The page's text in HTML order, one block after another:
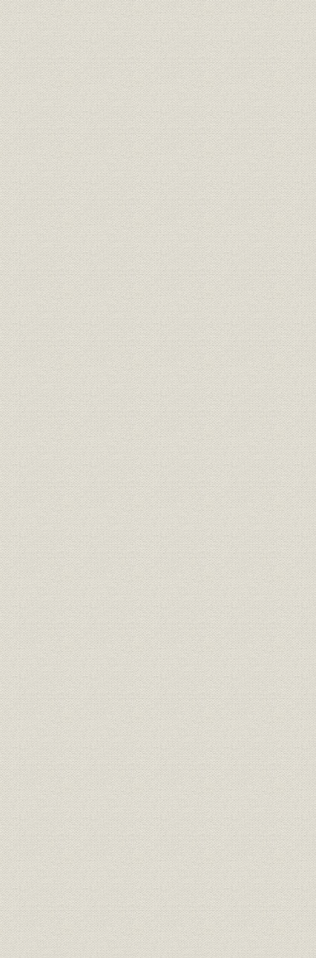
二、 熱烈なる工場長
三、 槙工場長心得の書簡
五、 稲藁パルプ製造の余徳
六、 共同洋紙会社の設立
「追録」輪転機用巻取紙の製造
第四篇 日露戦争前後時代(自明治三十五年至明治四十四年)後期(苫小牧工
揺)
総説
一、 苫小牧工場建設と新聞用紙自給の確立
二、 戦後における製紙界の生産増加
三、 近距離水力送電の実現
四、 市場の推移と洋紙貿易
第一章 鈴木梅四郎と苫小牧工場の建設
一、 藤山雷太の退任と鈴木梅四郎の出馬
二、 鈴木専務による会社内容の大整理
三、 気田工場の大水害と復旧資金調達難
四、 工場電化と岸敬二郎
五、 理想的新工場の設置に進む
六、 支笏湖水利権の獲得と工場建設用地の選定
七、 千歳村住民の工場誘致請願と苫小牧村民の陳情書
八、 工場設計と工場請負の契約
九、 建設の犠牲者筑紫三郎
十、 王子工場の酸毒事件で陸軍と争う
第二章 前山久吉の活躍と重役総辞職
一、 工事渋滞と前山久吉の入社
二、 困難を極めた工場建設
三、 秀吉丸の沈没と赤皮鞄の流失
四、 樽前山の大噴火
五、 専務の更迭と工場の落成
一、 工場幹部の動揺
二、 工場の落成
三、 高橋専務の遠州工場視察
六、 請負人阿部久四郎の述懐談